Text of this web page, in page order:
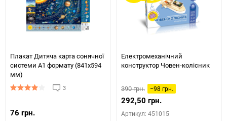
Плакат Дитяча карта сонячної
системи А1 формату (841х594
мм)
3
76 грн.
Електромеханічний
конструктор Човен-колісник
390 грн. −98 грн.
292,50 грн.
Артикул: 451015